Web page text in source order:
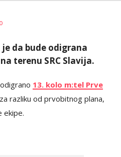
0
da bude odigrana
terenu SRC Slavija.
13. kolo m:tel Prve
razliku od prvobitnog plana,
ekipe.